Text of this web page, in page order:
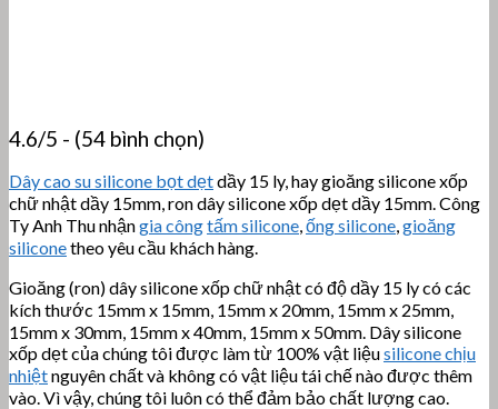
4.6/5 - (54 bình chọn)
Dây cao su silicone bọt dẹtdầy 15 ly, hay gioăng silicone xốp
chữ nhật dầy 15mm, ron dây silicone xốp dẹt dầy 15mm. Công
Ty Anh Thu nhậngia côngtấm silicone,ống silicone,gioăng
siliconetheo yêu cầu khách hàng.
Gioăng (ron) dây silicone xốp chữ nhật có độ dầy 15 ly có các
kích thước 15mm x 15mm, 15mm x 20mm, 15mm x 25mm,
15mm x 30mm, 15mm x 40mm, 15mm x 50mm. Dây silicone
xốp dẹt của chúng tôi được làm từ 100% vật liệusilicone chịu
nhiệtnguyên chất và không có vật liệu tái chế nào được thêm
vào. Vì vậy, chúng tôi luôn có thể đảm bảo chất lượng cao.